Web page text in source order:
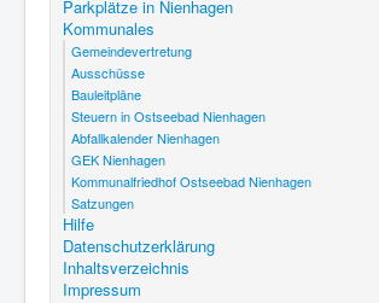
Parkplätze in Nienhagen
Kommunales
Gemeindevertretung
Ausschüsse
Bauleitpläne
Steuern in Ostseebad Nienhagen
Abfallkalender Nienhagen
GEK Nienhagen
Kommunalfriedhof Ostseebad Nienhagen
Satzungen
Hilfe
Datenschutzerklärung
Inhaltsverzeichnis
Impressum